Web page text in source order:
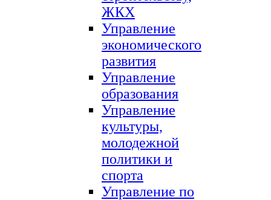
ЖКХ
Управление
экономического
развития
Управление
образования
Управление
культуры,
молодежной
политики и
спорта
Управление по